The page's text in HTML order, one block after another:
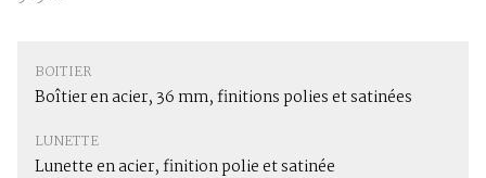
BOITIER
Boîtier en acier, 36 mm, finitions polies et satinées
LUNETTE
Lunette en acier, finition polie et satinée